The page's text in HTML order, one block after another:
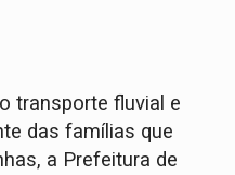
transporte fluvial e
das famílias que
a Prefeitura de